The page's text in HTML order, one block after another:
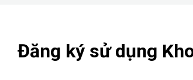
Đăng ký sử dụng